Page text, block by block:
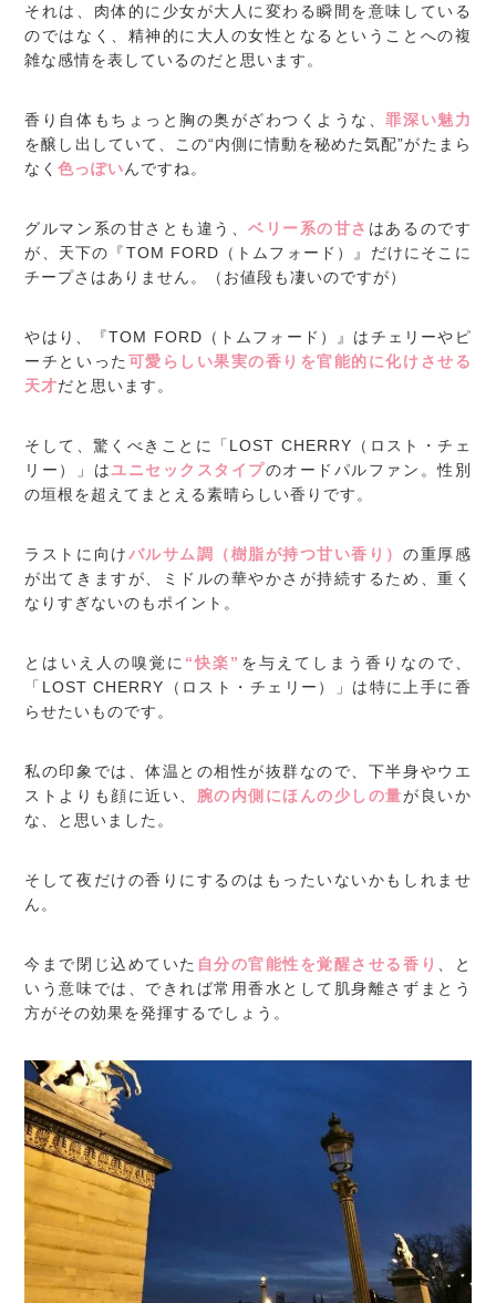
それは、肉体的に少女が大人に変わる瞬間を意味している
のではなく、精神的に大人の女性となるということへの複
雑な感情を表しているのだと思います。
香り自体もちょっと胸の奥がざわつくような、罪深い魅力
を醸し出していて、この“内側に情動を秘めた気配”がたまら
なく色っぽいんですね。
グルマン系の甘さとも違う、ベリー系の甘さ はあるのです
が、天下の『TOM FORD（トムフォード）』だけにそこに
チープさはありません。（お値段も凄いのですが）
やはり、『TOM FORD（トムフォード）』はチェリーやピ
ーチといった 可愛らしい果実の香りを官能的に化けさせる
天才だと思います。
そして、驚くべきことに「LOST CHERRY（ロスト・チェ
リー）」はユニセックスタイプのオードパルファン。性別
の垣根を超えてまとえる素晴らしい香りです。
ラストに向けバルサム調（樹脂が持つ甘い香り）の重厚感
が出てきますが、ミドルの華やかさが持続するため、重く
なりすぎないのもポイント。
とはいえ人の嗅覚に “快楽” を与えてしまう香りなので、
「LOST CHERRY（ロスト・チェリー）」は特に上手に香
らせたいものです。
私の印象では、体温との相性が抜群なので、下半身やウエ
ストよりも顔に近い、
腕の内側にほんの少しの量が良いか
な、と思いました。
そして夜だけの香りにするのはもったいないかもしれませ
ん。
今まで閉じ込めていた 自分の官能性を覚醒させる香り
、と
いう意味では、できれば常用香水として肌身離さずまとう
方がその効果を発揮するでしょう。